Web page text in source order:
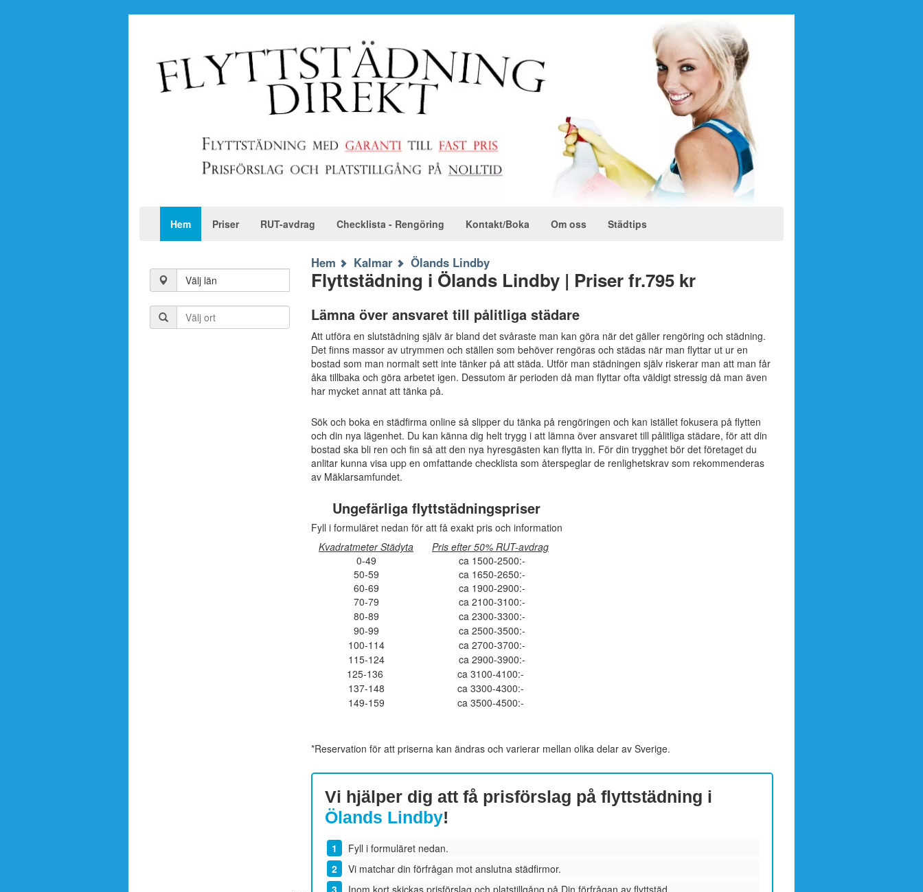
Hem Priser RUT-avdrag Checklista - Rengöring Kontakt/Boka Om oss Städtips
Välj län
Hem Kalmar Ölands Lindby
Flyttstädning i Ölands Lindby | Priser fr.795 kr
Lämna över ansvaret till pålitliga städare
Att utföra en slutstädning själv är bland det svåraste man kan göra när det gäller rengöring och städning.
Det finns massor av utrymmen och ställen som behöver rengöras och städas när man flyttar ut ur en
bostad som man normalt sett inte tänker på att städa. Utför man städningen själv riskerar man att man får
åka tillbaka och göra arbetet igen. Dessutom är perioden då man flyttar ofta väldigt stressig då man även
har mycket annat att tänka på.
Sök och boka en städfirma online så slipper du tänka på rengöringen och kan istället fokusera på flytten
och din nya lägenhet. Du kan känna dig helt trygg i att lämna över ansvaret till pålitliga städare, för att din
bostad ska bli ren och fin så att den nya hyresgästen kan flytta in. För din trygghet bör det företaget du
anlitar kunna visa upp en omfattande checklista som återspeglar de renlighetskrav som rekommenderas
av Mäklarsamfundet.
Ungefärliga flyttstädningspriser
Fyll i formuläret nedan för att få exakt pris och information
Kvadratmeter Städyta
Pris efter 50% RUT-avdrag
0-49
ca 1500-2500:-
50-59
ca 1650-2650:-
60-69
ca 1900-2900:-
70-79
ca 2100-3100:-
80-89
ca 2300-3300:-
90-99
ca 2500-3500:-
100-114
ca 2700-3700:-
115-124
ca 2900-3900:-
125-136
ca 3100-4100:-
137-148
ca 3300-4300:-
149-159
ca 3500-4500:-
*Reservation för att priserna kan ändras och varierar mellan olika delar av Sverige.
Vi hjälper dig att få prisförslag på flyttstädning i
Ölands Lindby!
Fyll i formuläret nedan.
Vi matchar din förfrågan mot anslutna städfirmor.
Inom kort skickas prisförslag och platstillgång på Din förfrågan av flyttstäd